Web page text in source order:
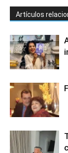
Artículos